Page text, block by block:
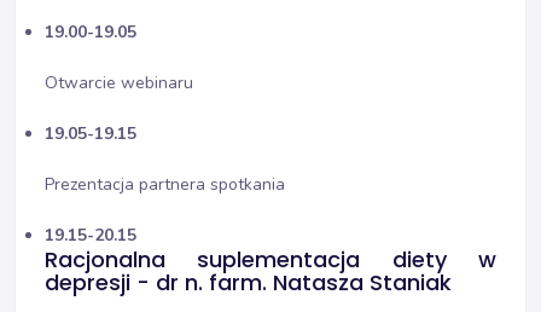
19.00-19.05
Otwarcie webinaru
19.05-19.15
Prezentacja partnera spotkania
19.15-20.15
Racjonalna suplementacja diety w
depresji - dr n. farm. Natasza Staniak